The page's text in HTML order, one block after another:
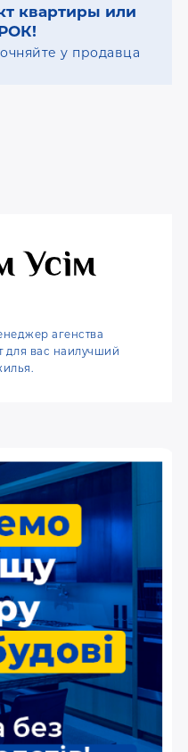
квартиры или
у продавца
агенства
для вас наилучший